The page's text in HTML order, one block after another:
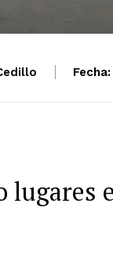
Fecha:
lugares